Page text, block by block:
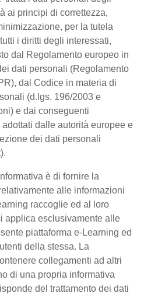
ai principi di correttezza,
per la tutela
i diritti degli interessati,
dal Regolamento europeo in
dati personali (Regolamento
dal Codice in materia di
(d.lgs. 196/2003 e
e dai conseguenti
dalle autorità europee e
dei dati personali
).
è di fornire la
alle informazioni
raccoglie ed al loro
applica esclusivamente alle
piattaforma e-Learning ed
della stessa. La
collegamenti ad altri
di una propria informativa
del trattamento dei dati